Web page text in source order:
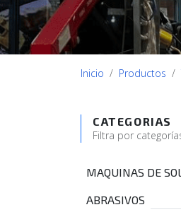
Inicio Productos
CATEGORIAS
Filtra por
MAQUINAS DE
ABRASIVOS